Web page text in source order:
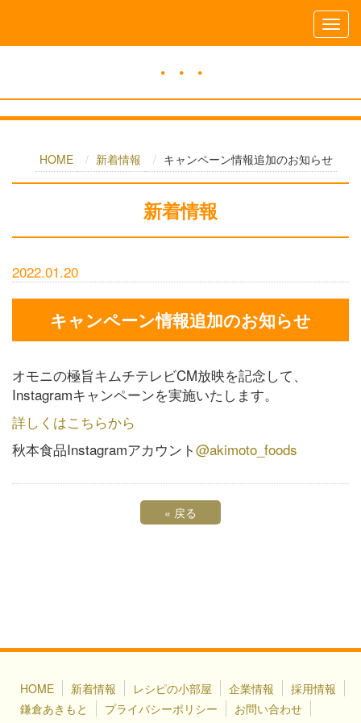
・・・
HOME 新着情報 キャンペーン情報追加のお知らせ
新着情報
2022.01.20
キャンペーン情報追加のお知らせ
オモニの極旨キムチテレビCM放映を記念して、
Instagramキャンペーンを実施いたします。
詳しくはこちらから
秋本食品Instagramアカウント@akimoto_foods
« 戻る
HOME 新着情報 レシピの小部屋 企業情報
採用情報
鎌倉あきもと
プライバシーポリシー
お問い合わせ